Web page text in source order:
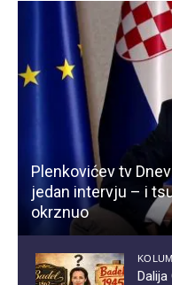
Plenkovićev tv
jedan intervju – i
okrznuo